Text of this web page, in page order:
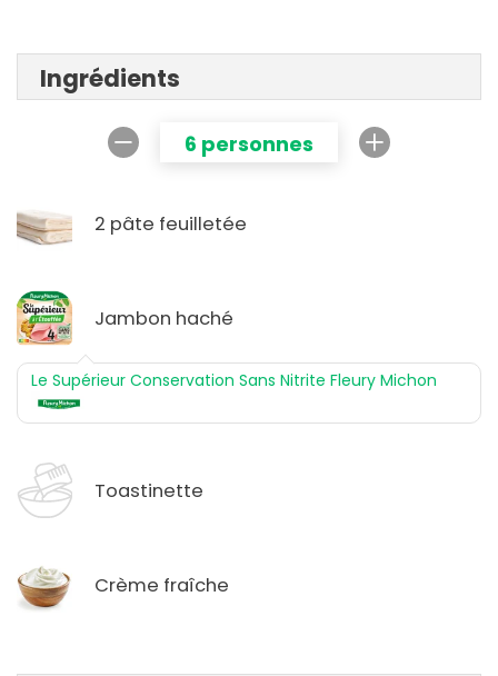
Ingrédients
6 personnes
2 pâte feuilletée
Jambon haché
Le Supérieur Conservation Sans Nitrite Fleury Michon
Toastinette
Crème fraîche